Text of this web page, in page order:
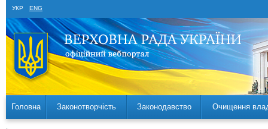
УКР ENG
Головна Законотворчість Законодавство Очищення